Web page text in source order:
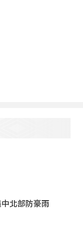
北部防豪雨